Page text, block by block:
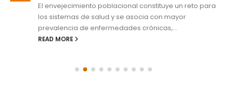
El envejecimiento poblacional constituye un reto para
los sistemas de salud y se asocia con mayor
prevalencia de enfermedades crónicas,...
READ MORE